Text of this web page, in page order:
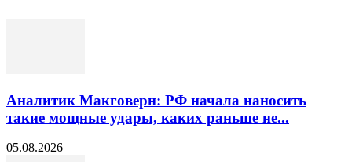
Аналитик Макговерн: РФ начала наносить
такие мощные удары, каких раньше не...
05.08.2026